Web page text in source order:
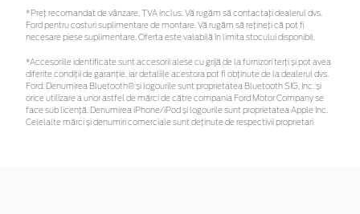
*Preţ recomandat de vânzare, TVA inclus. Vă rugăm să contactaţi dealerul dvs.
Ford pentru costuri suplimentare de montare. Vă rugăm să rețineți că pot fi
necesare piese suplimentare. Oferta este valabilă în limita stocului disponibil.
*Accesoriile identificate sunt accesorii alese cu grijă de la furnizori terți și pot avea
diferite condiții de garanție, iar detaliile acestora pot fi obținute de la dealerul dvs.
Ford. Denumirea Bluetooth® și logourile sunt proprietatea Bluetooth SIG, Inc. și
orice utilizare a unor astfel de mărci de către compania Ford Motor Company se
face sub licență. Denumirea iPhone/iPod și logourile sunt proprietatea Apple Inc.
Celelalte mărci și denumiri comerciale sunt deținute de respectivii proprietari